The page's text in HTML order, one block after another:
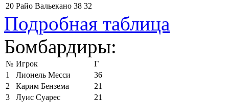
20 Райо Вальекано 38 32
Подробная таблица
Бомбардиры:
№ Игрок
Г
1
Лионель Месси
36
2
Карим Бензема
21
3
Луис Суарес
21